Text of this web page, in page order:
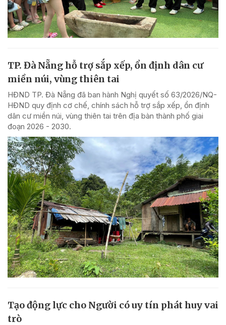
TP. Đà Nẵng hỗ trợ sắp xếp, ổn định dân cư
miền núi, vùng thiên tai
HĐND TP. Đà Nẵng đã ban hành Nghị quyết số 63/2026/NQ-
HĐND quy định cơ chế, chính sách hỗ trợ sắp xếp, ổn định
dân cư miền núi, vùng thiên tai trên địa bàn thành phố giai
đoạn 2026 - 2030.
Tạo động lực cho Người có uy tín phát huy vai
trò